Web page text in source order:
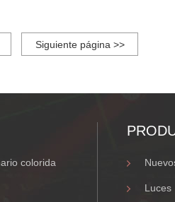
Siguiente página >>
colorida
Luces